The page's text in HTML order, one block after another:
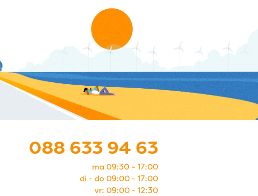
088 633 94 63
ma 09:30 – 17:00
di - do 09:00 - 17:00
vr: 09:00 - 12:30